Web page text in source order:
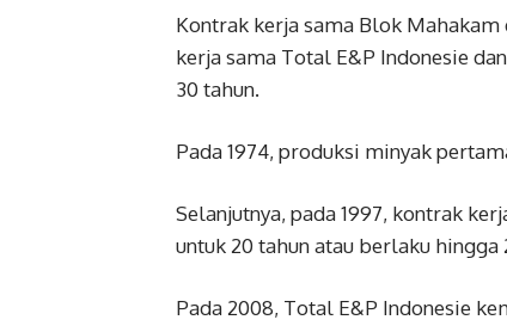
Kontrak kerja sama Blok
kerja sama Total E&P Indonesie
30 tahun.
Pada 1974, produksi minyak
Selanjutnya, pada 1997, kontrak
untuk 20 tahun atau berlaku hingga
Pada 2008, Total E&P Indonesie